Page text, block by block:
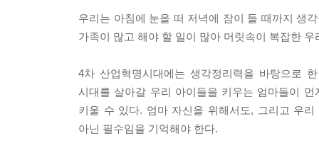
성공적으로 자녀를 키운 부모들은 하나같이 아이
지’보다 ‘자신이 무엇을 해야 하는지’에 초점을 맞
엄마의 역할은 물고기를 주는 것이 아니다. 물고
스킬이 있다. 무턱대고 ‘언젠가는 하겠지’라며 기
모든 엄마들이 우리 아이가 갖추었으면 하는 3대
우리는 아침에 눈을 떠 저녁에 잠이 들 때까지 생
가족이 많고 해야 할 일이 많아 머릿속이 복잡한
4차 산업혁명시대에는 생각정리력을 바탕으로
시대를 살아갈 우리 아이들을 키우는 엄마들이 먼
키울 수 있다. 엄마 자신을 위해서도, 그리고 우
아닌 필수임을 기억해야 한다.